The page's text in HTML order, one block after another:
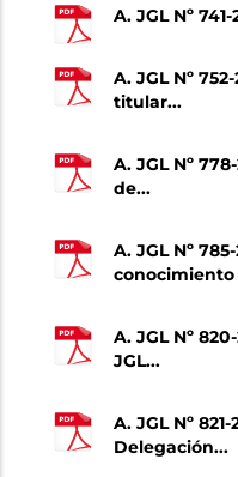
A. JGL Nº
A. JGL Nº
titular...
A. JGL Nº
de...
A. JGL Nº
conocimiento
A. JGL Nº
JGL...
A. JGL Nº
Delegación...